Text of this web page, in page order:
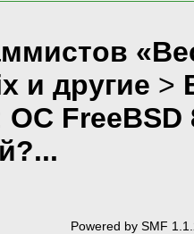
и другие >
ОС FreeBSD
Powered by SMF